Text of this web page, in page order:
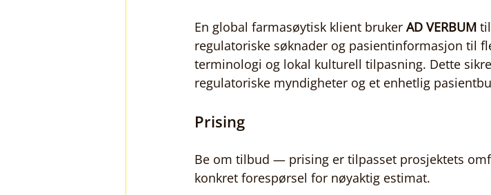
En global farmasøytisk klient bruker AD VERBUM
regulatoriske søknader og pasientinformasjon til
terminologi og lokal kulturell tilpasning. Dette
regulatoriske myndigheter og et enhetlig
Prising
Be om tilbud — prising er tilpasset prosjektets
konkret forespørsel for nøyaktig estimat.